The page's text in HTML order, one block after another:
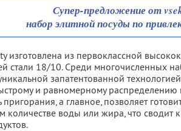
Супер-предложение от
набор элитной посуды по
изготовлена из первоклассной
стали 18/10. Среди многочисленных
запатентованной
и равномерному распределению
пригорания, а главное, позволяет
количестве воды или жира, что сводит